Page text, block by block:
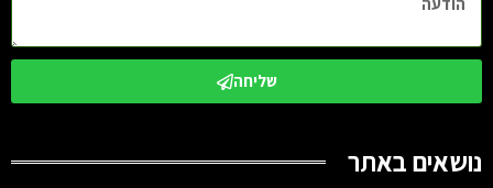
שליחה
נושאים באתר